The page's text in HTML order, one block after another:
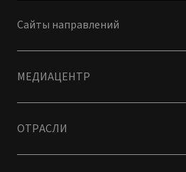
Сайты направлений
МЕДИАЦЕНТР
ОТРАСЛИ